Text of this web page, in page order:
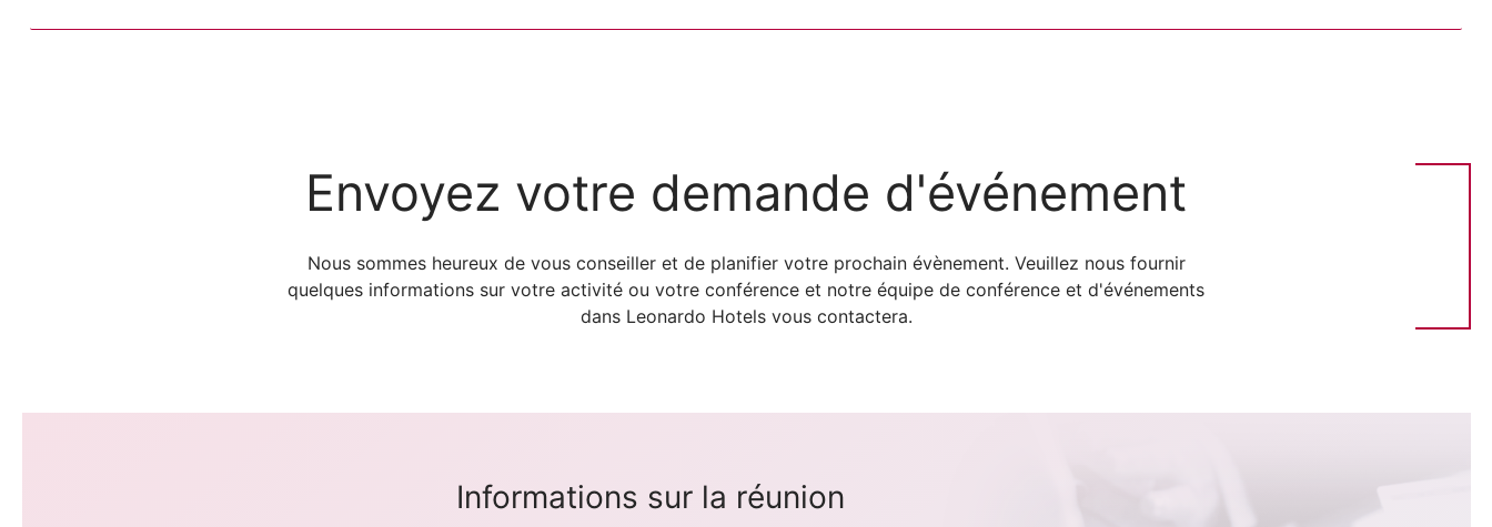
Envoyez votre demande d'événement
Nous sommes heureux de vous conseiller et de planifier votre prochain évènement. Veuillez nous fournir
quelques informations sur votre activité ou votre conférence et notre équipe de conférence et d'événements
dans Leonardo Hotels vous contactera.
Informations sur la réunion